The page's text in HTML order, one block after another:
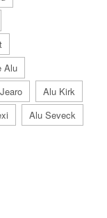
Alu
Alu Kirk
Alu Seveck